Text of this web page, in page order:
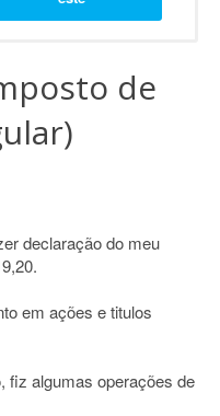
de
declaração do meu
em ações e titulos
fiz algumas operações de